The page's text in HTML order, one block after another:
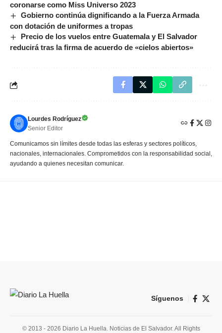
coronarse como Miss Universo 2023
Gobierno continúa dignificando a la Fuerza Armada
con dotación de uniformes a tropas
Precio de los vuelos entre Guatemala y El Salvador
reducirá tras la firma de acuerdo de «cielos abiertos»
Lourdes Rodríguez
Senior Editor
Comunicamos sin límites desde todas las esferas y sectores políticos,
nacionales, internacionales. Comprometidos con la responsabilidad social,
ayudando a quienes necesitan comunicar.
Síguenos
© 2013 - 2026 Diario La Huella. Noticias de El Salvador. All Rights